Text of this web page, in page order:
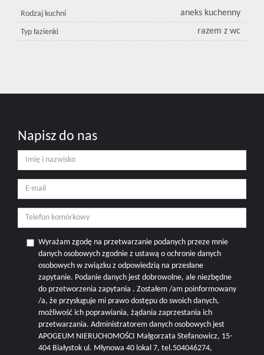
Rodzaj kuchni aneks kuchenny
Typ łazienki razem z wc
Napisz do nas
Wyrażam zgodę na przetwarzanie podanych przeze mnie
danych osobowych zgodnie z ustawą o ochronie danych
osobowych w związku z odpowiedzią na przesłane
zapytanie. Podanie danych jest dobrowolne, ale niezbędne
do przetworzenia zapytania . Zostałem /am poinformowany
/a, że przysługuje mi prawo dostępu do swoich danych,
możliwość ich poprawiania, żądania zaprzestania ich
przetwarzania. Administratorem danych osobowych jest
APOGEUM NIERUCHOMOŚCI Małgorzata Stefanowicz, 15-
404 Białystok ul. Młynowa 40 lokal 7, tel.504046274,